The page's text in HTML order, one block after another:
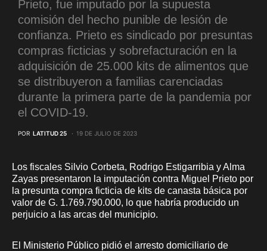
Prieto, fue imputado por la supuesta
comisión del hecho punible de lesión de
confianza. Prieto es sindicado por presuntas
compras ficticias y sobrefacturación en la
adquisición de 25.000 kits de alimentos que
se distribuyeron a familias carenciadas
durante la primera parte de la pandemia por
el COVID-19.
POR LATITUD 25 19 DE JULIO DE 2023
Los fiscales Silvio Corbeta, Rodrigo Estigarribia y Alma
Zayas presentaron la imputación contra Miguel Prieto por
la presunta compra ficticia de kits de canasta básica por
valor de G. 1.769.790.000, lo que habría producido un
perjuicio a las arcas del municipio.
El Ministerio Público pidió el arresto domiciliario de